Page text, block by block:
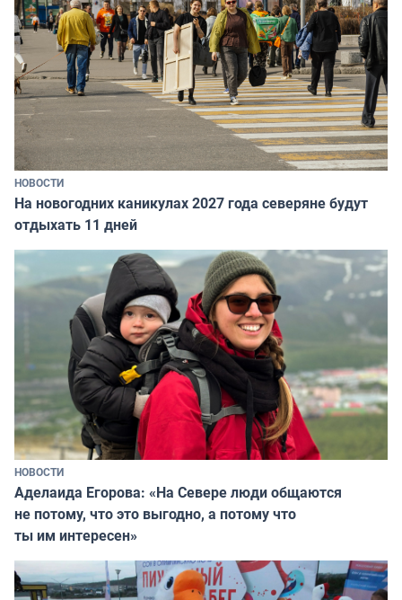
НОВОСТИ
На новогодних каникулах 2027 года северяне будут
отдыхать 11 дней
НОВОСТИ
Аделаида Егорова: «На Севере люди общаются
не потому, что это выгодно, а потому что
ты им интересен»